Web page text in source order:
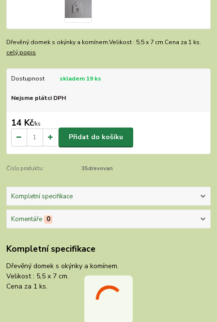
Dřevěný domek s okýnky a komínem.Velikost : 5,5 x 7 cm.Cena za 1 ks.
celý popis
Dostupnost skladem 19 ks
Nejsme plátci DPH
14 Kč/ks
Přidat do košíku
Číslo produktu: 35drevovan
Kompletní specifikace
Komentáře 0
Kompletní specifikace
Dřevěný domek s okýnky a komínem.
Velikost : 5,5 x 7 cm.
Cena za 1 ks.